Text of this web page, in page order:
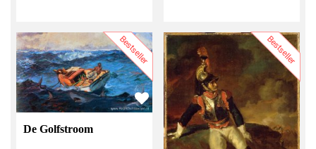
Bestseller
De Golfstroom
Bestseller